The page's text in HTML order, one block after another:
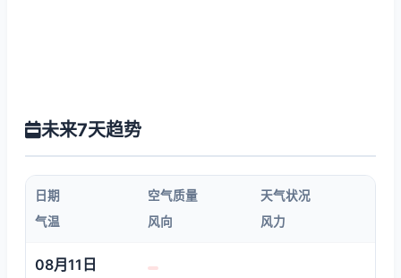
未来7天趋势
日期 空气质量
天气状况
气温
风向 风力
08月11日